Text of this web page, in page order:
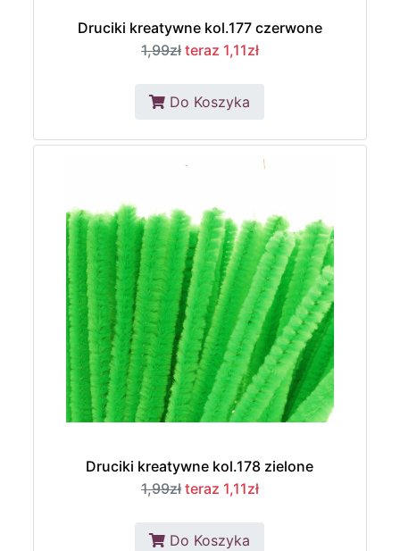
Druciki kreatywne kol.177 czerwone
1,99zł teraz 1,11zł
Do Koszyka
Druciki kreatywne kol.178 zielone
1,99zł teraz 1,11zł
Do Koszyka